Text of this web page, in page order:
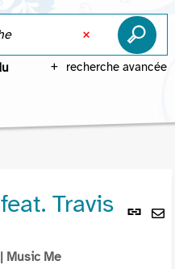
recherche avancée
Lien
Travis
| Music Me